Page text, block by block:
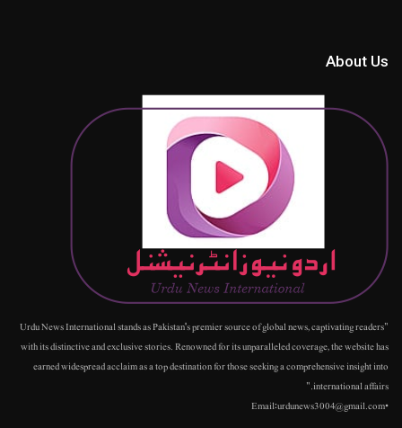
About Us
"Urdu News International stands as Pakistan's premier source of global news, captivating readers
with its distinctive and exclusive stories. Renowned for its unparalleled coverage, the website has
earned widespread acclaim as a top destination for those seeking a comprehensive insight into
international affairs."
•Email:urdunews3004@gmail.com